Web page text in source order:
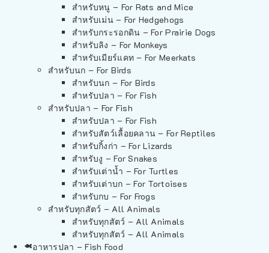
สำหรับหนู – For Rats and Mice
สำหรับเม่น – For Hedgehogs
สำหรับกระรอกดิน – For Prairie Dogs
สำหรับลิง – For Monkeys
สำหรับเมียร์แคท – For Meerkats
สำหรับนก – For Birds
สำหรับนก – For Birds
สำหรับปลา – For Fish
สำหรับปลา – For Fish
สำหรับปลา – For Fish
สำหรับสัตว์เลื้อยคลาน – For Reptiles
สำหรับกิ้งก่า – For Lizards
สำหรับงู – For Snakes
สำหรับเต่าน้ำ – For Turtles
สำหรับเต่าบก – For Tortoises
สำหรับกบ – For Frogs
สำหรับทุกสัตว์ – All Animals
สำหรับทุกสัตว์ – All Animals
สำหรับทุกสัตว์ – All Animals
อาหารปลา – Fish Food